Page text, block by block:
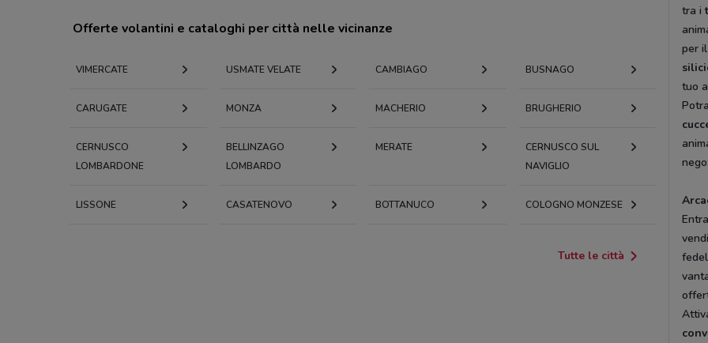
Offerte volantini e cataloghi per città nelle vicinanze
VIMERCATE USMATE VELATE CAMBIAGO BUSNAGO
CARUGATE MONZA MACHERIO BRUGHERIO
CERNUSCO
LOMBARDONE
BELLINZAGO
LOMBARDO
MERATE
CERNUSCO SUL
NAVIGLIO
LISSONE CASATENOVO BOTTANUCO COLOGNO MONZESE
Tutte le città
tra i
per
tuo